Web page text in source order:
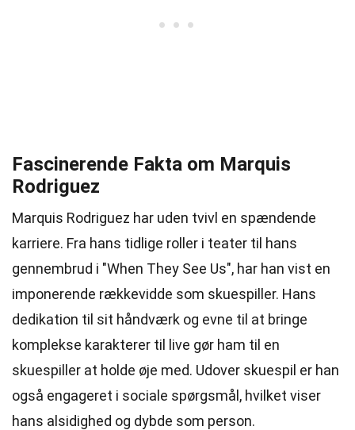
Fascinerende Fakta om Marquis
Rodriguez
Marquis Rodriguez har uden tvivl en spændende
karriere. Fra hans tidlige roller i teater til hans
gennembrud i "When They See Us", har han vist en
imponerende rækkevidde som skuespiller. Hans
dedikation til sit håndværk og evne til at bringe
komplekse karakterer til live gør ham til en
skuespiller at holde øje med. Udover skuespil er han
også engageret i sociale spørgsmål, hvilket viser
hans alsidighed og dybde som person.